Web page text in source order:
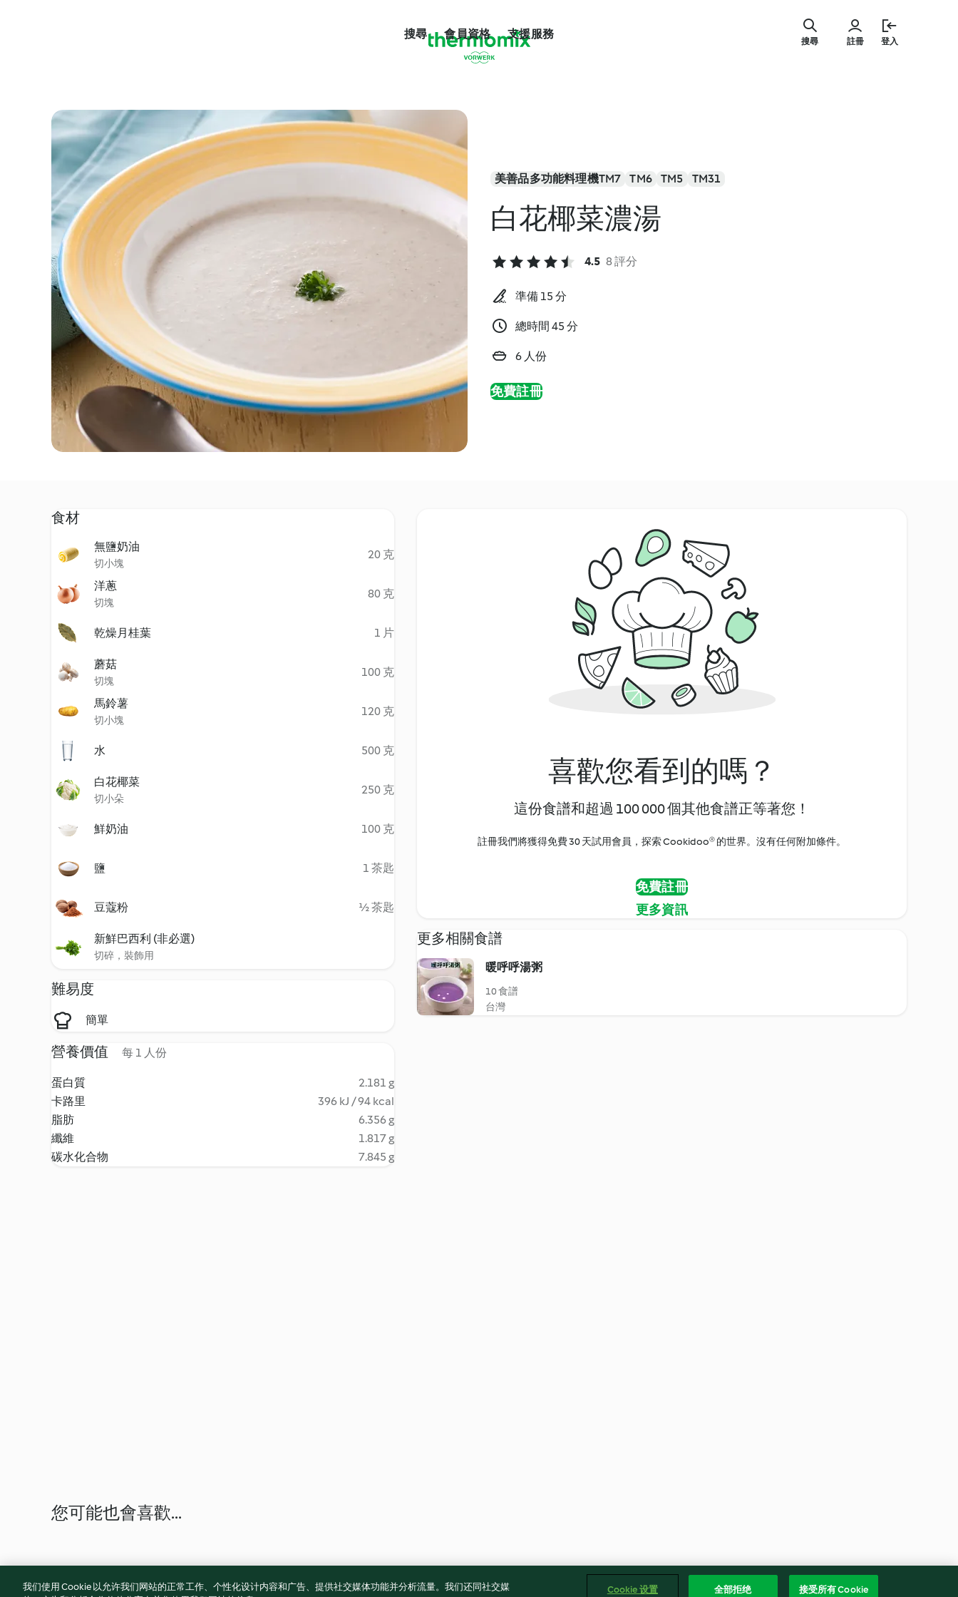
搜尋 會員資格 支援服務
註冊 登入
搜尋
美善品多功能料理機TM7 TM6 TM5 TM31
白花椰菜濃湯
4.5 8 評分
準備 15 分
總時間 45 分
6 人份
免費註冊
食材
無鹽奶油
切小塊
20 克
洋蔥
切塊
80 克
乾燥月桂葉 1 片
蘑菇
切塊
100 克
馬鈴薯
切小塊
120 克
水 500 克
白花椰菜
切小朵
250 克
鮮奶油 100 克
鹽 1 茶匙
豆蔻粉 ½ 茶匙
新鮮巴西利 (非必選)
切碎，裝飾用
難易度
簡單
營養價值 每 1 人份
蛋白質
2.181 g
卡路里
396 kJ / 94 kcal
脂肪
6.356 g
纖維
1.817 g
碳水化合物
7.845 g
喜歡您看到的嗎？
這份食譜和超過 100 000 個其他食譜正等著您！
註冊我們將獲得免費 30 天試用會員，探索 Cookidoo® 的世界。沒有任何附加條件。
免費註冊
更多資訊
更多相關食譜
暖呼呼湯粥
10 食譜
台灣
您可能也會喜歡...
我们使用 Cookie 以允许我们网站的正常工作、个性化设计内容和广告、提供社交媒体功能并分析流量。我们还同社交媒
Cookie 设置 全部拒绝 接受所有 Cookie